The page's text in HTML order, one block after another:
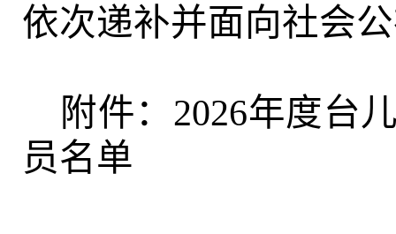
依次递补并面向社会
附件： 2026年度台
员名单